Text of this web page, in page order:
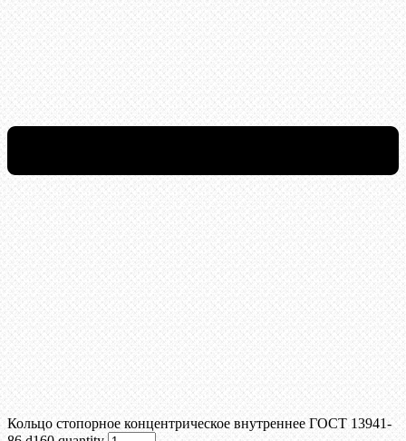
Кольцо стопорное концентрическое внутреннее ГОСТ 13941-